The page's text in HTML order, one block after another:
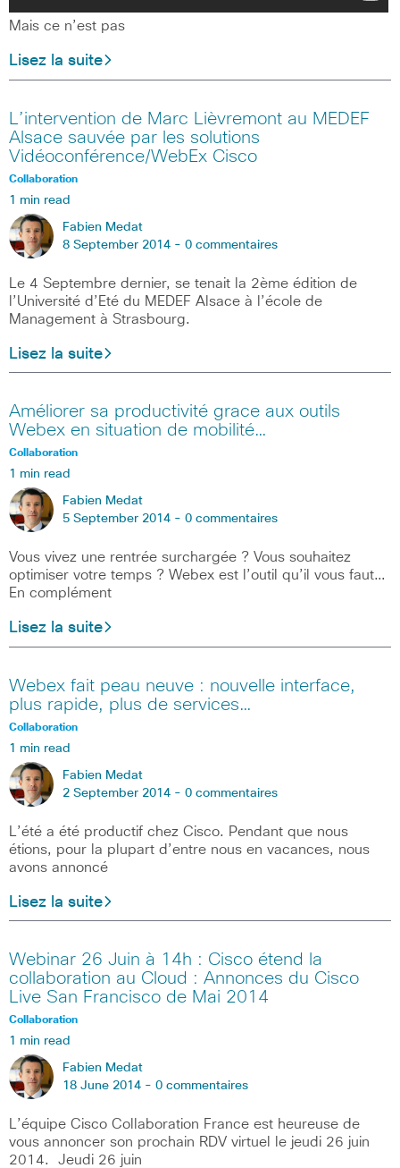
Mais ce n’est pas
Lisez la suite
L’intervention de Marc Lièvremont au MEDEF
Alsace sauvée par les solutions
Vidéoconférence/WebEx Cisco
Collaboration
1 min read
Fabien Medat
8 September 2014 - 0 commentaires
Le 4 Septembre dernier, se tenait la 2ème édition de
l’Université d’Eté du MEDEF Alsace à l’école de
Management à Strasbourg.
Lisez la suite
Améliorer sa productivité grace aux outils
Webex en situation de mobilité…
Collaboration
1 min read
Fabien Medat
5 September 2014 - 0 commentaires
Vous vivez une rentrée surchargée ? Vous souhaitez
optimiser votre temps ? Webex est l’outil qu’il vous faut…
En complément
Lisez la suite
Webex fait peau neuve : nouvelle interface,
plus rapide, plus de services…
Collaboration
1 min read
Fabien Medat
2 September 2014 - 0 commentaires
L’été a été productif chez Cisco. Pendant que nous
étions, pour la plupart d’entre nous en vacances, nous
avons annoncé
Lisez la suite
Webinar 26 Juin à 14h : Cisco étend la
collaboration au Cloud : Annonces du Cisco
Live San Francisco de Mai 2014
Collaboration
1 min read
Fabien Medat
18 June 2014 - 0 commentaires
L’équipe Cisco Collaboration France est heureuse de
vous annoncer son prochain RDV virtuel le jeudi 26 juin
2014. Jeudi 26 juin